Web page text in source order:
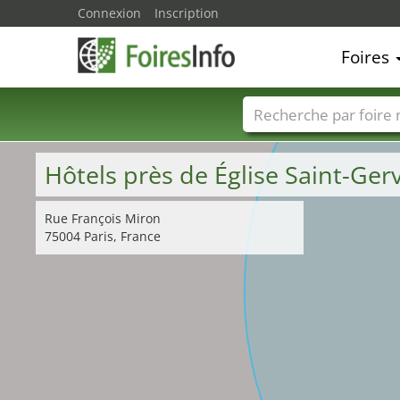
Hôtels près de Église Saint-
Rue François Miron
75004 Paris, France
Connexion Inscription
Foires
Foire noms Pays